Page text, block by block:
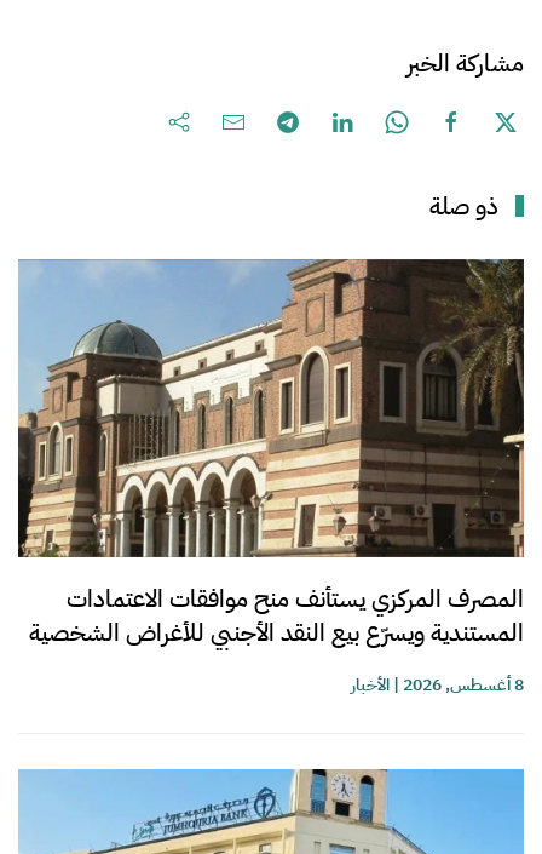
مشاركة الخبر
ذو صلة
المصرف المركزي يستأنف منح موافقات الاعتمادات
المستندية ويسرّع بيع النقد الأجنبي للأغراض الشخصية
8 أغسطس, 2026 |الأخبار